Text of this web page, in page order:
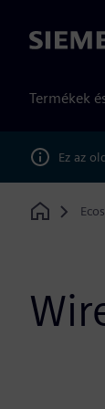
Siemens
Termékek
Ez az
Home